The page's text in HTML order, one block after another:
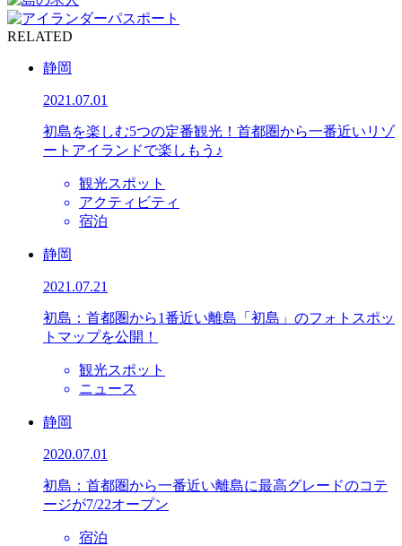
RELATED
静岡
2021.07.01
初島を楽しむ5つの定番観光！首都圏から一番近いリゾ
ートアイランドで楽しもう♪
観光スポット
アクティビティ
宿泊
静岡
2021.07.21
初島：首都圏から1番近い離島「初島」のフォトスポッ
トマップを公開！
観光スポット
ニュース
静岡
2020.07.01
初島：首都圏から一番近い離島に最高グレードのコテ
ージが7/22オープン
宿泊